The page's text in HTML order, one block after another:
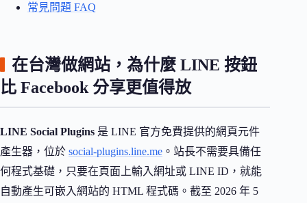
常見問題 FAQ
在台灣做網站，為什麼 LINE 按鈕
比 Facebook 分享更值得放
LINE Social Plugins 是 LINE 官方免費提供的網頁元件
產生器，位於 social-plugins.line.me 。站長不需要具備任
何程式基礎，只要在頁面上輸入網址或 LINE ID，就能
自動產生可嵌入網站的 HTML 程式碼。截至 2026 年 5